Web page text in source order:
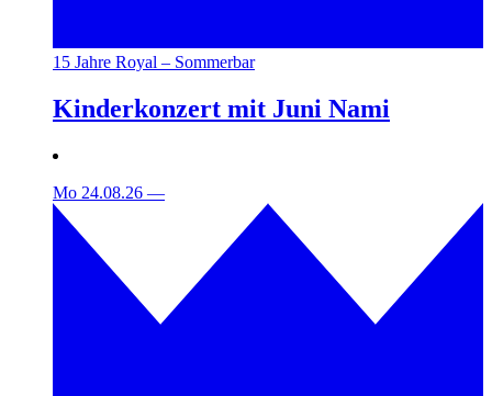
15 Jahre Royal – Sommerbar
Kinderkonzert mit Juni Nami
Mo 24.08.26 —